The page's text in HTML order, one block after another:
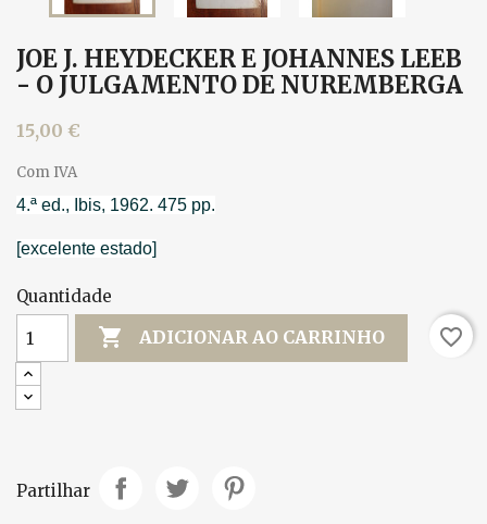
JOE J. HEYDECKER E JOHANNES LEEB
- O JULGAMENTO DE NUREMBERGA
15,00 €
Com IVA
4.ª ed., Ibis, 1962. 475 pp.
[excelente estado]
Quantidade
 ADICIONAR AO CARRINHO favorite_border
Partilhar